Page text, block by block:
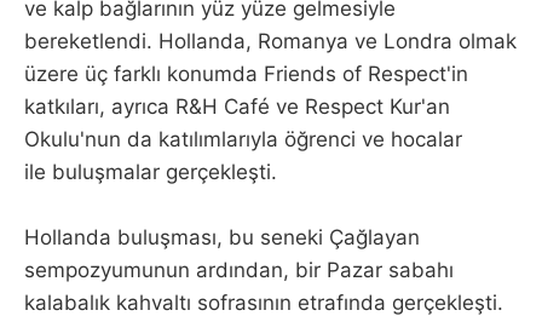
ve kalp bağlarının yüz yüze gelmesiyle
bereketlendi. Hollanda, Romanya ve Londra olmak
üzere üç farklı konumda Friends of Respect'in
katkıları, ayrıca R&H Café ve Respect Kur'an
Okulu'nun da katılımlarıyla öğrenci ve hocalar
ile buluşmalar gerçekleşti.
Hollanda buluşması, bu seneki Çağlayan
sempozyumunun ardından, bir Pazar sabahı
kalabalık kahvaltı sofrasının etrafında gerçekleşti.